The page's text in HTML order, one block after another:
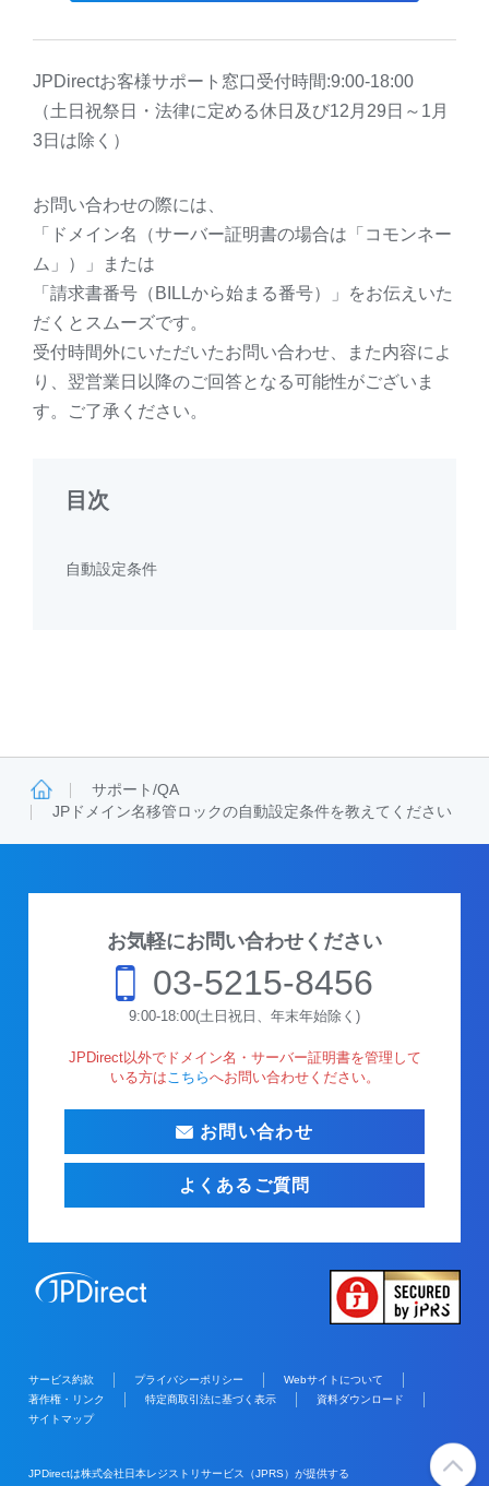
JPDirectお客様サポート窓口受付時間:9:00-18:00
（土日祝祭日・法律に定める休日及び12月29日～1月
3日は除く）
お問い合わせの際には、
「ドメイン名（サーバー証明書の場合は「コモンネー
ム」）」または
「請求書番号（BILLから始まる番号）」をお伝えいた
だくとスムーズです。
受付時間外にいただいたお問い合わせ、また内容によ
り、翌営業日以降のご回答となる可能性がございま
す。ご了承ください。
目次
自動設定条件
サポート/QA
JPドメイン名移管ロックの自動設定条件を教えてください
お気軽にお問い合わせください
03-5215-8456
9:00-18:00(土日祝日、年末年始除く)
JPDirect以外でドメイン名・サーバー証明書を管理して
いる方は こちらへお問い合わせください。
お問い合わせ
よくあるご質問
サービス約款 プライバシーポリシー
Webサイトについて
著作権・リンク
特定商取引法に基づく表示
資料ダウンロード
サイトマップ
JPDirectは株式会社日本レジストリサービス（JPRS）が提供する